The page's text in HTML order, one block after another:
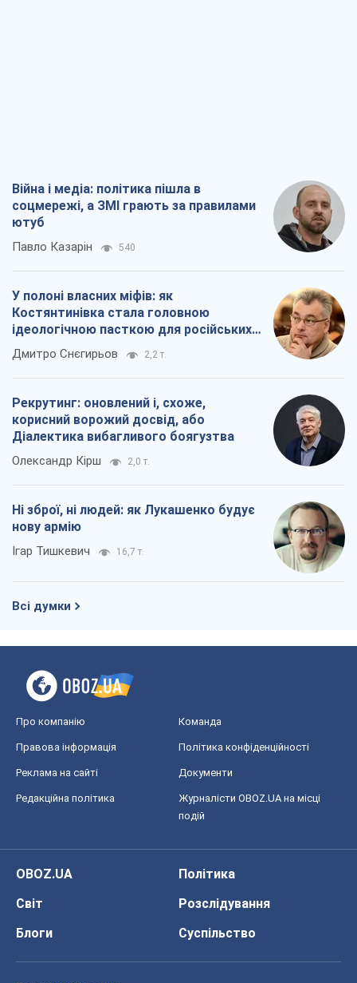
Війна і медіа: політика пішла в
соцмережі, а ЗМІ грають за правилами
ютуб
Павло Казарін 540
У полоні власних міфів: як
Костянтинівка стала головною
ідеологічною пасткою для російських
окупантів
Дмитро Снєгирьов 2,2 т.
Рекрутинг: оновлений і, схоже,
корисний ворожий досвід, або
Діалектика вибагливого боягузтва
Олександр Кірш 2,0 т.
Ні зброї, ні людей: як Лукашенко будує
нову армію
Ігар Тишкевич 16,7 т.
Всі думки
Про компанію Команда
Правова інформація Політика конфіденційності
Реклама на сайті Документи
Редакційна політика
Журналісти OBOZ.UA на місці
подій
OBOZ.UA
Політика
Світ
Розслідування
Блоги
Суспільство